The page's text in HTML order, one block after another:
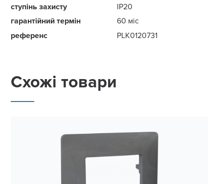
ступінь захисту
IP20
гарантійний термін
60 міс
референс
PLK0120731
Схожі товари